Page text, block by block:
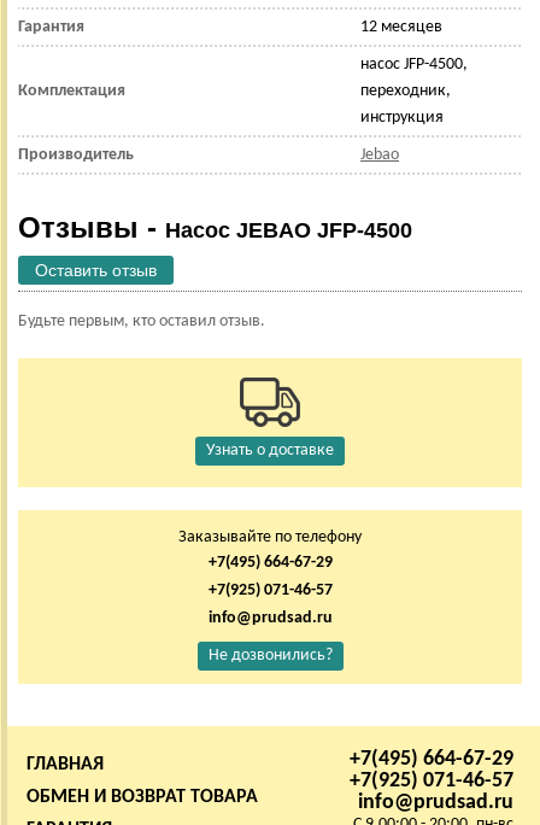
Гарантия 12 месяцев
Комплектация
насос JFP-4500,
переходник,
инструкция
Производитель Jebao
Отзывы - Насос JEBAO JFP-4500
Оставить отзыв
Будьте первым, кто оставил отзыв.
Узнать о доставке
Заказывайте по телефону
+7(495) 664-67-29
+7(925) 071-46-57
info@prudsad.ru
Не дозвонились?
+7(495) 664-67-29
+7(925) 071-46-57
info@prudsad.ru
ГЛАВНАЯ
ОБМЕН И ВОЗВРАТ ТОВАРА